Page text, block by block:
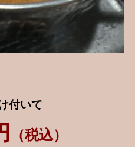
付いて
（税込）